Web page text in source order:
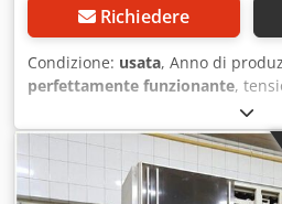
Richiedere
Condizione: usata, Anno di
perfettamente funzionante,
trifase
professionale e compatto per la
Werner & Pfleiderer (WP),
Af Esf L'impianto proviene da